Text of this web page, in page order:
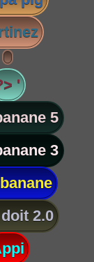
'
5
3
2.0